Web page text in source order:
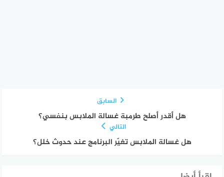
السابق
هل أقدر أصلح طرمبة غسالة الملابس بنفسي؟
التالي
هل غسالة الملابس تغيّر البرنامج عند حدوث خلل؟